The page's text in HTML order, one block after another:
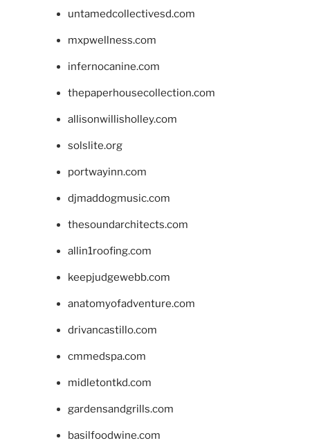
untamedcollectivesd.com
mxpwellness.com
infernocanine.com
thepaperhousecollection.com
allisonwillisholley.com
solslite.org
portwayinn.com
djmaddogmusic.com
thesoundarchitects.com
allin1roofing.com
keepjudgewebb.com
anatomyofadventure.com
drivancastillo.com
cmmedspa.com
midletontkd.com
gardensandgrills.com
basilfoodwine.com